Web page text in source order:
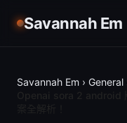
Savannah Em
Savannah Em › General